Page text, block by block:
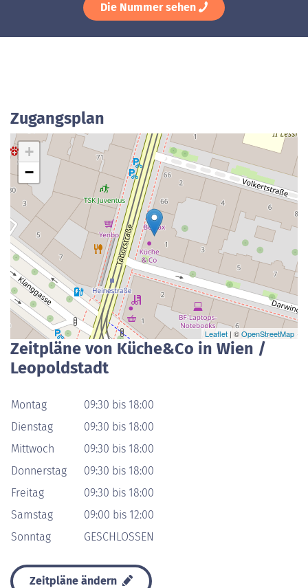
Die Nummer sehen
Zugangsplan
+
−
Leaflet | ©OpenStreetMap
Zeitpläne von Küche&Co in Wien /
Leopoldstadt
Montag
09:30 bis 18:00
Dienstag
09:30 bis 18:00
Mittwoch
09:30 bis 18:00
Donnerstag
09:30 bis 18:00
Freitag
09:30 bis 18:00
Samstag
09:00 bis 12:00
Sonntag
GESCHLOSSEN
Zeitpläne ändern